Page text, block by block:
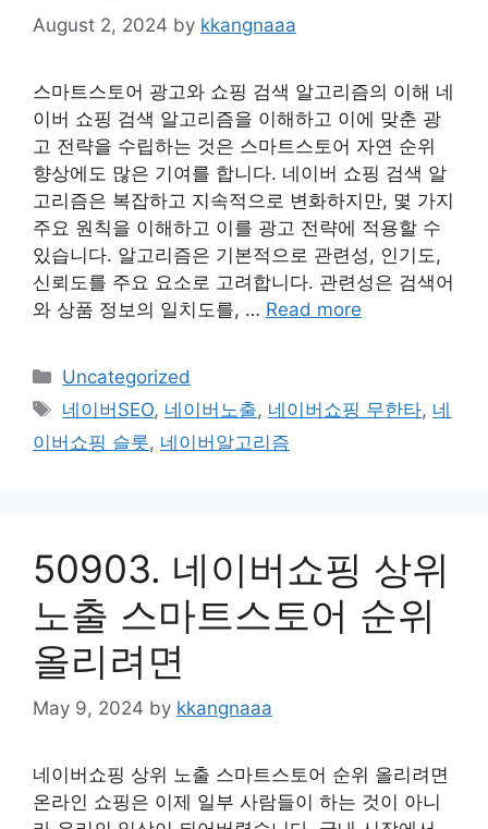
August 2, 2024 by kkangnaaa
스마트스토어 광고와 쇼핑 검색 알고리즘의 이해 네
이버 쇼핑 검색 알고리즘을 이해하고 이에 맞춘 광
고 전략을 수립하는 것은 스마트스토어 자연 순위
향상에도 많은 기여를 합니다. 네이버 쇼핑 검색 알
고리즘은 복잡하고 지속적으로 변화하지만, 몇 가지
주요 원칙을 이해하고 이를 광고 전략에 적용할 수
있습니다. 알고리즘은 기본적으로 관련성, 인기도,
신뢰도를 주요 요소로 고려합니다. 관련성은 검색어
와 상품 정보의 일치도를, … Read more
Categories
Uncategorized
Tags
네이버SEO, 네이버노출, 네이버쇼핑 무한타, 네
이버쇼핑 슬롯, 네이버알고리즘
50903. 네이버쇼핑 상위
노출 스마트스토어 순위
올리려면
May 9, 2024 by kkangnaaa
네이버쇼핑 상위 노출 스마트스토어 순위 올리려면
온라인 쇼핑은 이제 일부 사람들이 하는 것이 아니